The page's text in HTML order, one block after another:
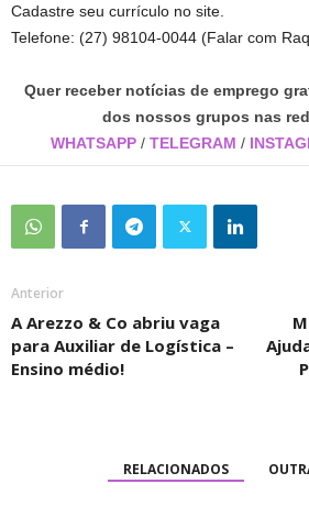
Cadastre seu currículo no site.
Telefone: (27) 98104-0044 (Falar com
Quer receber notícias de emprego
dos nossos grupos nas
WHATSAPP / TELEGRAM /
Anterior
A Arezzo & Co abriu vaga
para Auxiliar de Logística –
Ensino médio!
RELACIONADOS